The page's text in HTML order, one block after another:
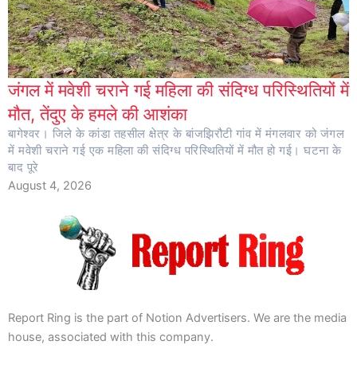
जंगल में मवेशी चराने गई महिला की संदिग्ध परिस्थितियों में
मौत, तेंदुए के हमले की आशंका
बागेश्वर। जिले के कांडा तहसील क्षेत्र के बांजझिरौटी गांव में मंगलवार को जंगल
में मवेशी चराने गई एक महिला की संदिग्ध परिस्थितियों में मौत हो गई। घटना के
बाद पूरे
August 4, 2026
Report Ring is the part of Notion Advertisers. We are the media
house, associated with this company.